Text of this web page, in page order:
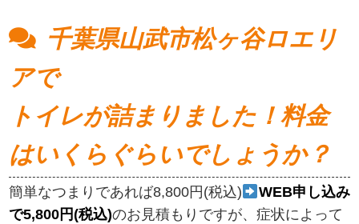
千葉県山武市松ヶ谷ロエリ
アで
トイレが詰まりました！料金
はいくらぐらいでしょうか？
簡単なつまりであれば8,800円(税込)
WEB申し込み
で5,800円(税込)のお見積もりですが、症状によって